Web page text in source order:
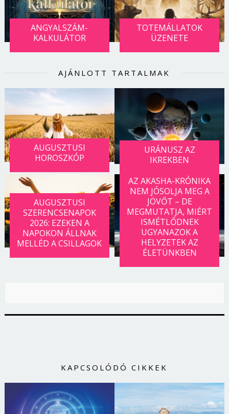
ANGYALSZÁM-
KALKULÁTOR
TOTEMÁLLATOK
ÜZENETE
AJÁNLOTT TARTALMAK
AUGUSZTUSI
HOROSZKÓP
URÁNUSZ AZ
IKREKBEN
AUGUSZTUSI
SZERENCSENAPOK
2026: EZEKEN A
NAPOKON ÁLLNAK
MELLÉD A CSILLAGOK
AZ AKASHA-KRÓNIKA
NEM JÓSOLJA MEG A
JÖVŐT – DE
MEGMUTATJA, MIÉRT
ISMÉTLŐDNEK
UGYANAZOK A
HELYZETEK AZ
ÉLETÜNKBEN
KAPCSOLÓDÓ CIKKEK